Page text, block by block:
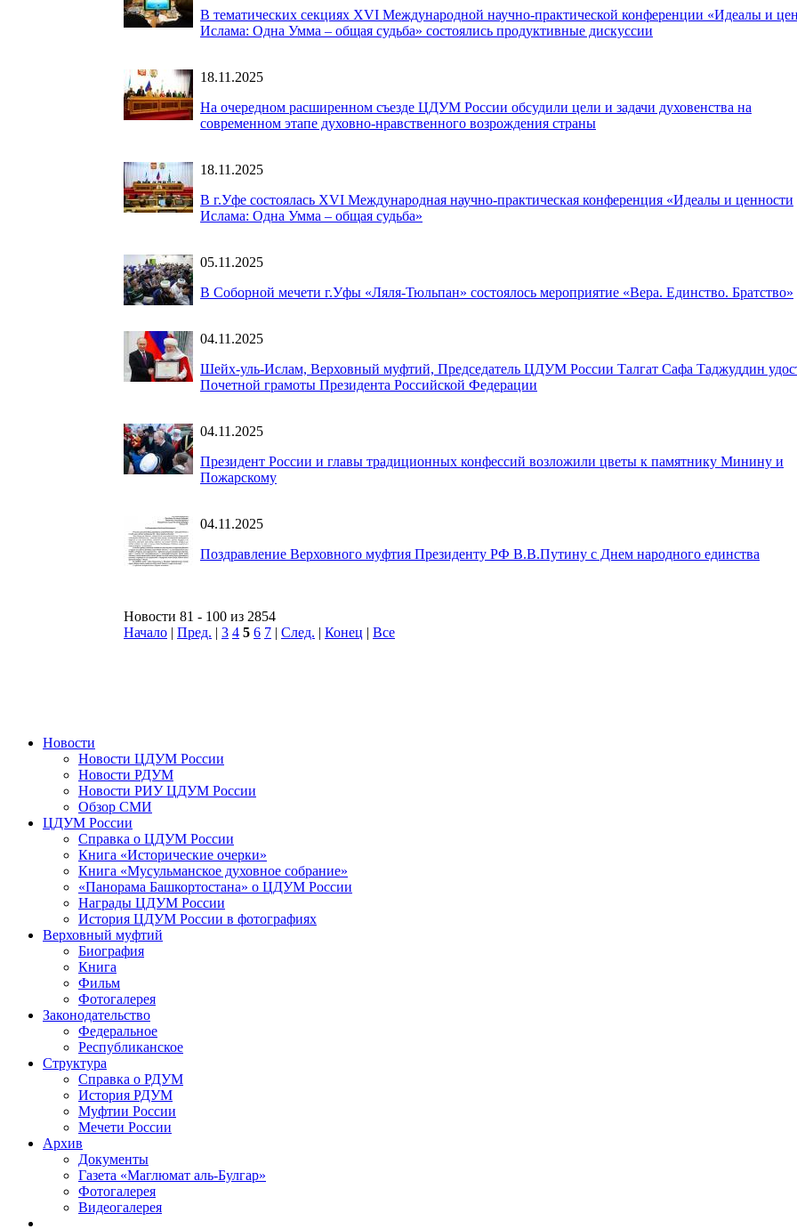
В тематических секциях XVI Международной научно-практической конференции «Идеалы и
Ислама: Одна Умма – общая судьба» состоялись продуктивные дискуссии
18.11.2025
На очередном расширенном съезде ЦДУМ России обсудили цели и задачи духовенства на
современном этапе духовно-нравственного возрождения страны
18.11.2025
В г.Уфе состоялась XVI Международная научно-практическая конференция «Идеалы и ценности
Ислама: Одна Умма – общая судьба»
05.11.2025
В Соборной мечети г.Уфы «Ляля-Тюльпан» состоялось мероприятие «Вера. Единство. Братство»
04.11.2025
Шейх-уль-Ислам, Верховный муфтий, Председатель ЦДУМ России Талгат Сафа Таджуддин
Почетной грамоты Президента Российской Федерации
04.11.2025
Президент России и главы традиционных конфессий возложили цветы к памятнику Минину и
Пожарскому
04.11.2025
Поздравление Верховного муфтия Президенту РФ В.В.Путину с Днем народного единства
Новости 81 - 100 из 2854
Начало | Пред. | 3 4 5 6 7 | След. | Конец | Все
Новости
Новости ЦДУМ России
Новости РДУМ
Новости РИУ ЦДУМ России
Обзор СМИ
ЦДУМ России
Справка о ЦДУМ России
Книга «Исторические очерки»
Книга «Мусульманское духовное собрание»
«Панорама Башкортостана» о ЦДУМ России
Награды ЦДУМ России
История ЦДУМ России в фотографиях
Верховный муфтий
Биография
Книга
Фильм
Фотогалерея
Законодательство
Федеральное
Республиканское
Структура
Справка о РДУМ
История РДУМ
Муфтии России
Мечети России
Архив
Документы
Газета «Маглюмат аль-Булгар»
Фотогалерея
Видеогалерея